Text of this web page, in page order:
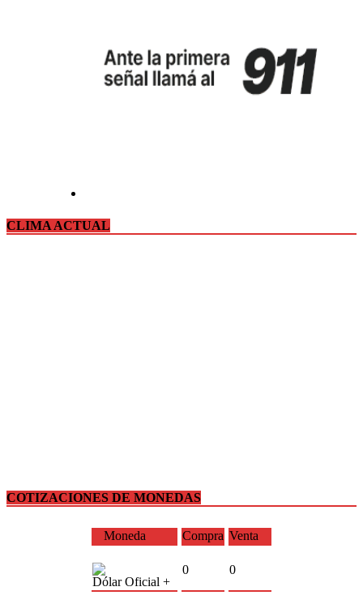
CLIMA ACTUAL
COTIZACIONES DE MONEDAS
Moneda Compra Venta
Dólar Oficial +
0 0